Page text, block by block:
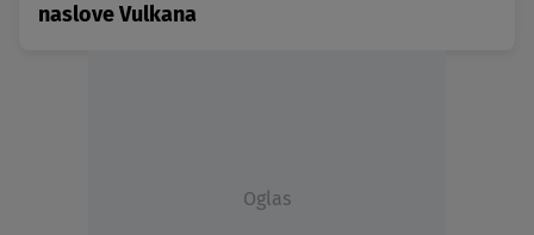
naslove Vulkana
Oglas